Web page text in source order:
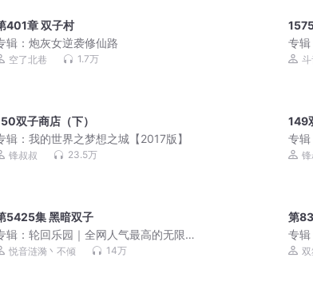
401章 双子村
辑：炮灰女逆袭修仙路
空了北巷 1.7万
专辑
绝世
双子商店（下）
辑：我的世界之梦想之城【2017版】
锋叔叔 23.5万
149
专
5425集 黑暗双子
辑：轮回乐园｜全网人气最高的无限
悦音涟漪丶不倾 14万
第
专
疑 |